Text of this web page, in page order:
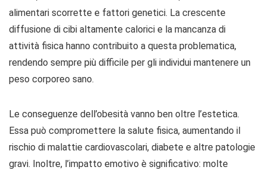
alimentari scorrette e fattori genetici. La crescente
diffusione di cibi altamente calorici e la mancanza di
attività fisica hanno contribuito a questa problematica,
rendendo sempre più difficile per gli individui mantenere un
peso corporeo sano.
Le conseguenze dell’obesità vanno ben oltre l’estetica.
Essa può compromettere la salute fisica, aumentando il
rischio di malattie cardiovascolari, diabete e altre patologie
gravi. Inoltre, l’impatto emotivo è significativo: molte